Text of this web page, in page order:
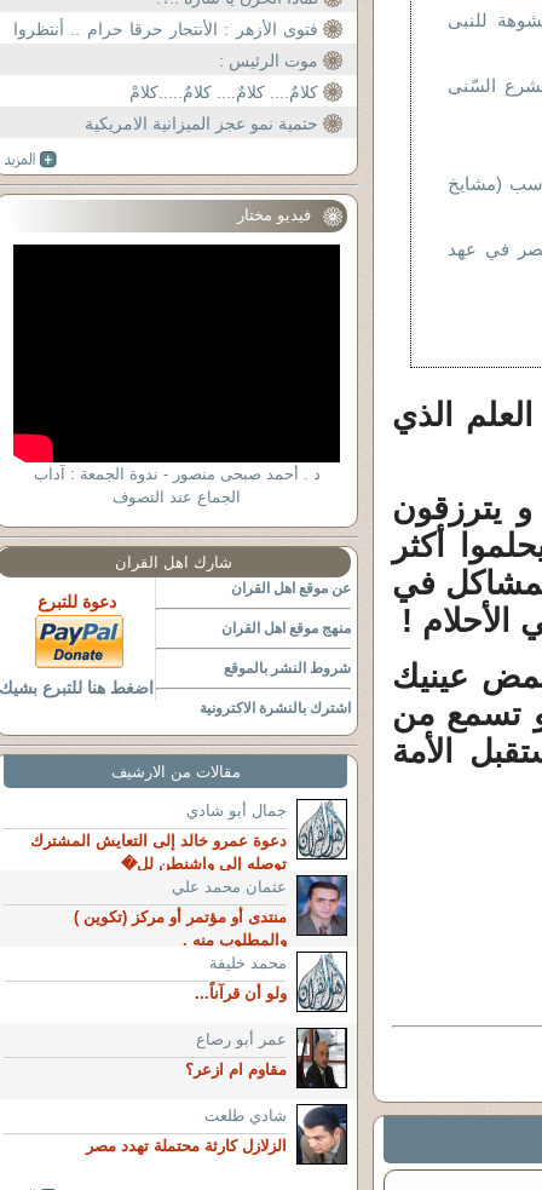
للنبى
السّنى
(مشايخ
في عهد
الذي
يترزقون
أكثر
في
!
عينيك
و تسمع من
الأمة
فتوى الأزهر : الأنتحار حرقا حرام .. أنتظروا
ان يقتلكم حسني مبارك..!!
موت الرئيس :
كلامٌ.... كلامٌ.... كلامٌ.....كلامْ
حتمية نمو عجز الميزانية الامريكية
فيديو مختار
د . أحمد صبحى منصور - ندوة الجمعة : آداب
الجماع عند التصوف
شارك اهل القران
عن موقع اهل القران
منهج موقع اهل القران
شروط النشر بالموقع
اشترك بالنشرة الاكترونية
دعوة للتبرع
اضغط هنا للتبرع بشيك
مقالات من الارشيف
جمال أبو شادي
دعوة عمرو خالد إلى التعايش المشترك
توصله إلى واشنطن لل�
عثمان محمد علي
منتدى أو مؤتمر أو مركز (تكوين )
والمطلوب منه .
محمد خليفة
ولو أن قرآناً...
عمر أبو رصاع
مقاوم ام ازعر؟
شادي طلعت
الزلازل كارثة محتملة تهدد مصر